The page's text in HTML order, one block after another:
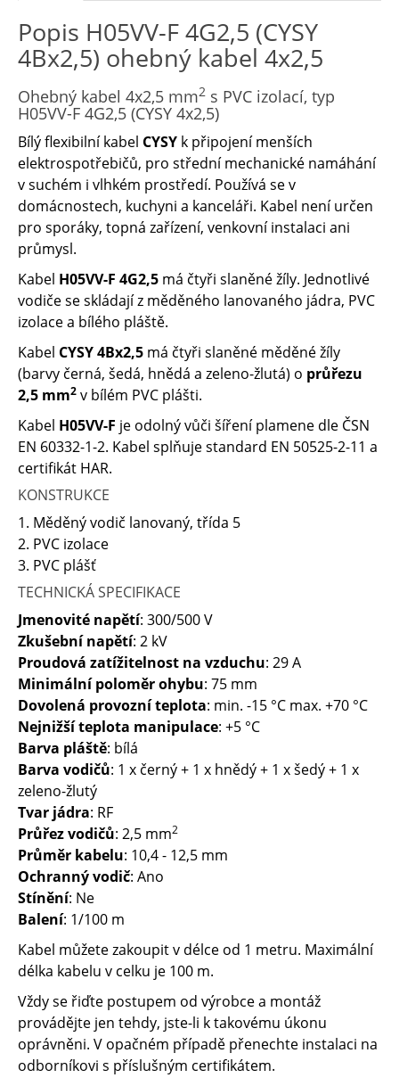
Popis H05VV-F 4G2,5 (CYSY
4Bx2,5) ohebný kabel 4x2,5
Ohebný kabel 4x2,5 mm2 s PVC izolací, typ
H05VV-F 4G2,5 (CYSY 4x2,5)
Bílý flexibilní kabel CYSY k připojení menších
elektrospotřebičů, pro střední mechanické namáhání
v suchém i vlhkém prostředí. Používá se v
domácnostech, kuchyni a kanceláři. Kabel není určen
pro sporáky, topná zařízení, venkovní instalaci ani
průmysl.
Kabel H05VV-F 4G2,5 má čtyři slaněné žíly. Jednotlivé
vodiče se skládají z měděného lanovaného jádra, PVC
izolace a bílého pláště.
Kabel CYSY 4Bx2,5 má čtyři slaněné měděné žíly
(barvy černá, šedá, hnědá a zeleno-žlutá) o průřezu
2,5 mm2 v bílém PVC plášti.
Kabel H05VV-F je odolný vůči šíření plamene dle ČSN
EN 60332-1-2. Kabel splňuje standard EN 50525-2-11 a
certifikát HAR.
KONSTRUKCE
1. Měděný vodič lanovaný, třída 5
2. PVC izolace
3. PVC plášť
TECHNICKÁ SPECIFIKACE
Jmenovité napětí: 300/500 V
Zkušební napětí: 2 kV
Proudová zatížitelnost na vzduchu: 29 A
Minimální poloměr ohybu: 75 mm
Dovolená provozní teplota: min. -15 °C max. +70 °C
Nejnižší teplota manipulace: +5 °C
Barva pláště: bílá
Barva vodičů: 1 x černý + 1 x hnědý + 1 x šedý + 1 x
zeleno-žlutý
Tvar jádra: RF
Průřez vodičů: 2,5 mm2
Průměr kabelu: 10,4 - 12,5 mm
Ochranný vodič: Ano
Stínění: Ne
Balení: 1/100 m
Kabel můžete zakoupit v délce od 1 metru. Maximální
délka kabelu v celku je 100 m.
Vždy se řiďte postupem od výrobce a montáž
provádějte jen tehdy, jste-li k takovému úkonu
oprávněni. V opačném případě přenechte instalaci na
odborníkovi s příslušným certifikátem.